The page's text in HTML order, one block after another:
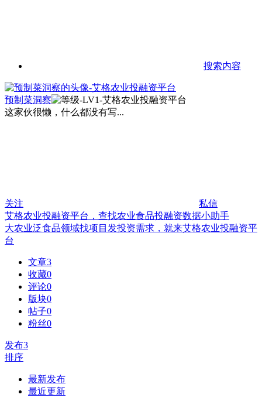
搜索内容
预制菜洞察
这家伙很懒，什么都没有写...
关注
私信
艾格农业投融资平台，查找农业食品投融资数据小助手
大农业泛食品领域找项目发投资需求，就来艾格农业投融资平
台
文章3
收藏0
评论0
版块0
帖子0
粉丝0
发布3
排序
最新发布
最近更新